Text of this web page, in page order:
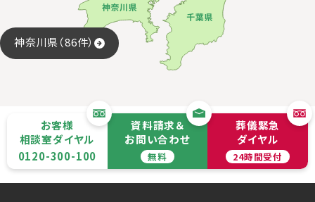
神奈川県（86件）
お客様
相談室ダイヤル
0120-300-100
資料請求＆
お問い合わせ
無料
葬儀緊急
ダイヤル
24時間受付